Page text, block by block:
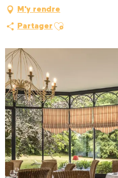
M'y rendre
Partager Ajouter aux favoris